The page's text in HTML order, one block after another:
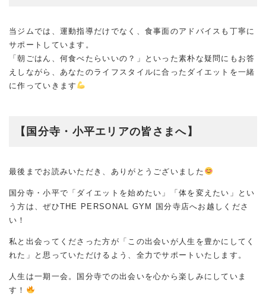
当ジムでは、運動指導だけでなく、食事面のアドバイスも丁寧に
サポートしています。
「朝ごはん、何食べたらいいの？」といった素朴な疑問にもお答
えしながら、あなたのライフスタイルに合ったダイエットを一緒
に作っていきます
【 国分寺・小平エリアの皆さまへ】
最後までお読みいただき、ありがとうございました
国分寺・小平で「ダイエットを始めたい」「体を変えたい」とい
う方は、ぜひTHE PERSONAL GYM 国分寺店へお越しくださ
い！
私と出会ってくださった方が「この出会いが人生を豊かにしてく
れた」と思っていただけるよう、全力でサポートいたします。
人生は一期一会。国分寺での出会いを心から楽しみにしていま
す！